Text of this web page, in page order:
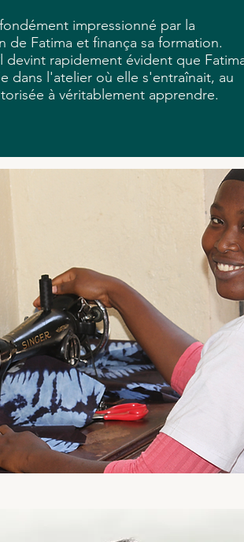
impressionné par la
de Fatima et finança sa formation.
devint rapidement évident que
dans l'atelier où elle s'entraînait, au
à véritablement apprendre.